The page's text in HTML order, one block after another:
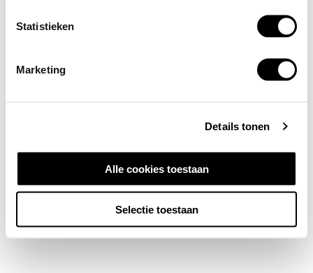
Statistieken
Marketing
Details tonen
Alle cookies toestaan
Selectie toestaan